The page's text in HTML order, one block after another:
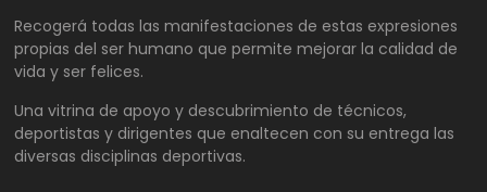
Recogerá todas las manifestaciones de estas expresiones
propias del ser humano que permite mejorar la calidad de
vida y ser felices.
Una vitrina de apoyo y descubrimiento de técnicos,
deportistas y dirigentes que enaltecen con su entrega las
diversas disciplinas deportivas.